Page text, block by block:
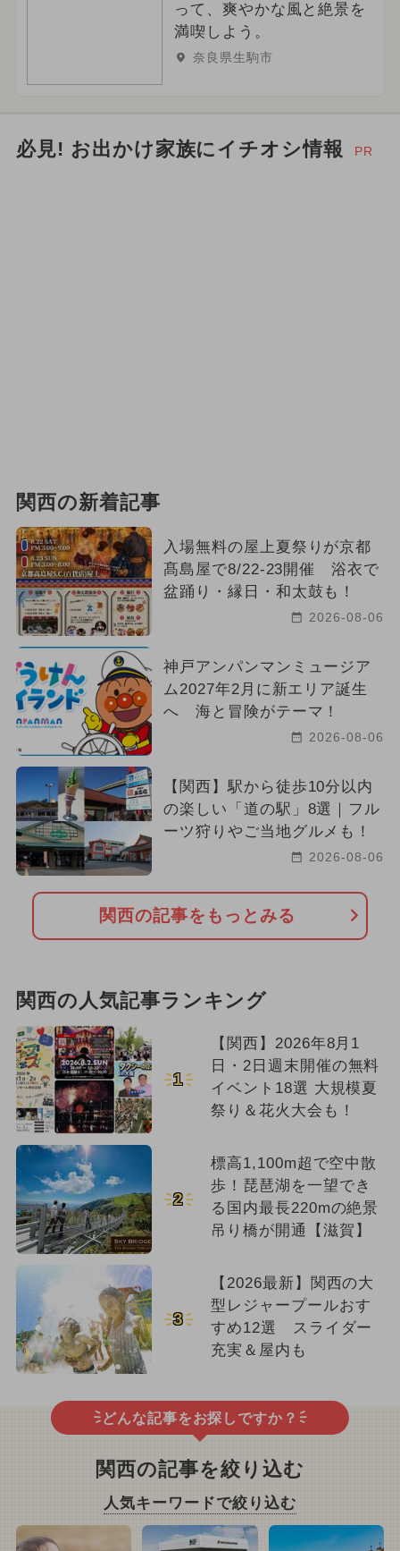
って、爽やかな風と絶景を
満喫しよう。
奈良県生駒市
必見! お出かけ家族にイチオシ情報 PR
関西の新着記事
入場無料の屋上夏祭りが京都
髙島屋で8/22-23開催 浴衣で
盆踊り・縁日・和太鼓も！
2026-08-06
神戸アンパンマンミュージア
ム2027年2月に新エリア誕生
へ 海と冒険がテーマ！
2026-08-06
【関西】駅から徒歩10分以内
の楽しい「道の駅」8選｜フル
ーツ狩りやご当地グルメも！
2026-08-06
関西の記事をもっとみる
関西の人気記事ランキング
1
【関西】2026年8月1
日・2日週末開催の無料
イベント18選 大規模夏
祭り＆花火大会も！
2
標高1,100m超で空中散
歩！琵琶湖を一望でき
る国内最長220mの絶景
吊り橋が開通【滋賀】
3
【2026最新】関西の大
型レジャープールおす
すめ12選 スライダー
充実＆屋内も
どんな記事をお探しですか？
関西の記事を絞り込む
人気キーワードで絞り込む